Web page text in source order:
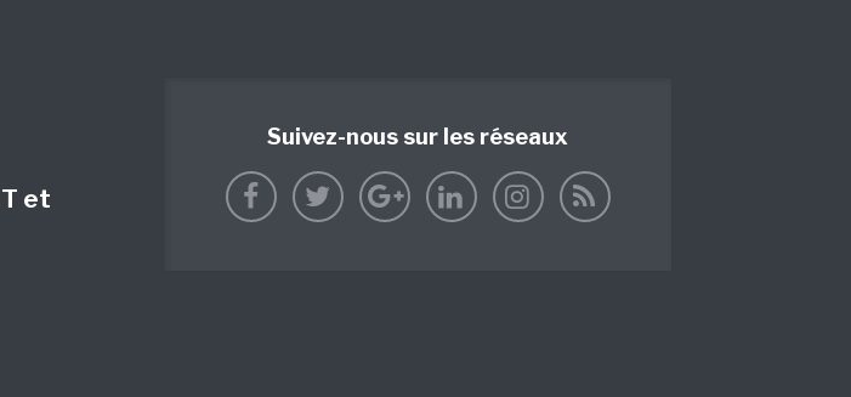
et
Suivez-nous sur les réseaux